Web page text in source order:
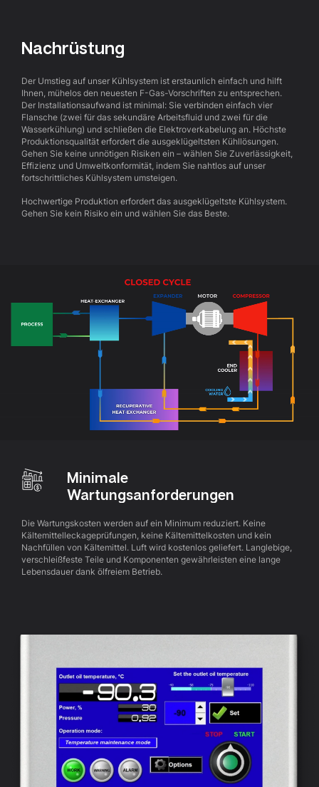
Nachrüstung
Der Umstieg auf unser Kühlsystem ist erstaunlich einfach und hilft
Ihnen, mühelos den neuesten F-Gas-Vorschriften zu entsprechen.
Der Installationsaufwand ist minimal: Sie verbinden einfach vier
Flansche (zwei für das sekundäre Arbeitsfluid und zwei für die
Wasserkühlung) und schließen die Elektroverkabelung an. Höchste
Produktionsqualität erfordert die ausgeklügeltsten Kühllösungen.
Gehen Sie keine unnötigen Risiken ein – wählen Sie Zuverlässigkeit,
Effizienz und Umweltkonformität, indem Sie nahtlos auf unser
fortschrittliches Kühlsystem umsteigen.
Hochwertige Produktion erfordert das ausgeklügeltste Kühlsystem.
Gehen Sie kein Risiko ein und wählen Sie das Beste.
Minimale
Wartungsanforderungen
Die Wartungskosten werden auf ein Minimum reduziert. Keine
Kältemittelleckageprüfungen, keine Kältemittelkosten und kein
Nachfüllen von Kältemittel. Luft wird kostenlos geliefert. Langlebige,
verschleißfeste Teile und Komponenten gewährleisten eine lange
Lebensdauer dank ölfreiem Betrieb.